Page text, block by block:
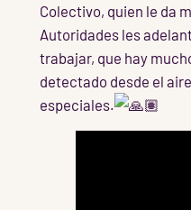
Colectivo, quien le da
Autoridades les
trabajar, que hay
detectado desde el
especiales.